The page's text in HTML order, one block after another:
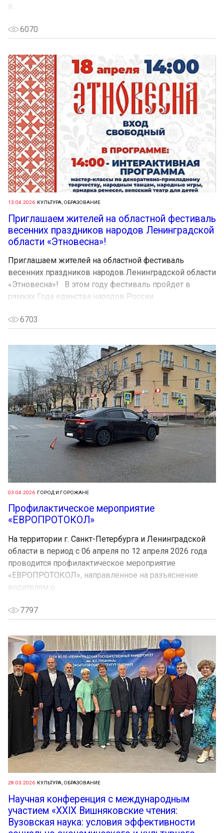
в...
6070
13.04.2026 КУЛЬТУРА, ОБРАЗОВАНИЕ
Приглашаем жителей на областной фестиваль
весенних праздников народов Ленинградской
области «Этновесна»!
Приглашаем жителей на областной фестиваль
весенних праздников народов Ленинградской области
«Этновесна»! В этом году фестиваль пройдет в
рамках Года единства народов России...
6703
03.04.2026 ГОРОД И ГОРОЖАНЕ
Профилактическое мероприятие
«ЕВРОПРОТОКОЛ»
На территории г. Санкт-Петербурга и Ленинградской
области в период с 06 апреля по 12 апреля 2026 года
проводится профилактическое мероприятие
«ЕВРОПРОТОКОЛ», направленное на разъяснение
водителям о...
7797
28.03.2026 КУЛЬТУРА, ОБРАЗОВАНИЕ
Научная конференция с международным
участием «XXIX Вишняковские чтения:
Вузовская наука: условия эффективности